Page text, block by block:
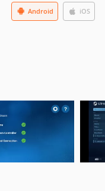
Android iOS